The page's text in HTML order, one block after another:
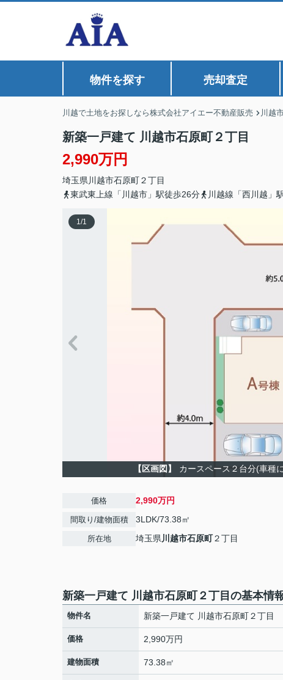
物件を探す 売却査定
川越で土地をお探しなら株式会社アイエー不動産販売 川越
新築一戸建て 川越市石原町２丁目
2,990万円
埼玉県 川越市石原町２丁目
東武東上線「川越市」駅徒歩26分
川越線「西川越」
1/1
【区画図】 カースペース２台分(車種
価格 2,990万円
間取り/建物面積 3LDK/73.38㎡
所在地 埼玉県川越市石原町２丁目
新築一戸建て 川越市石原町２丁目の基本情
物件名 新築一戸建て 川越市石原町２丁目
価格 2,990万円
建物面積 73.38㎡